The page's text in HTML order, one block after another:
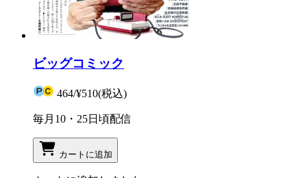
ビッグコミック
464/¥510(税込)
毎月10・25日頃配信
カートに追加